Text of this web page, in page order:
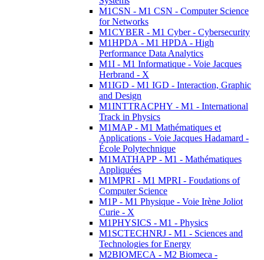
M1CSN - M1 CSN - Computer Science
for Networks
M1CYBER - M1 Cyber - Cybersecurity
M1HPDA - M1 HPDA - High
Performance Data Analytics
M1I - M1 Informatique - Voie Jacques
Herbrand - X
M1IGD - M1 IGD - Interaction, Graphic
and Design
M1INTTRACPHY - M1 - International
Track in Physics
M1MAP - M1 Mathématiques et
Applications - Voie Jacques Hadamard -
École Polytechnique
M1MATHAPP - M1 - Mathématiques
Appliquées
M1MPRI - M1 MPRI - Foudations of
Computer Science
M1P - M1 Physique - Voie Irène Joliot
Curie - X
M1PHYSICS - M1 - Physics
M1SCTECHNRJ - M1 - Sciences and
Technologies for Energy
M2BIOMECA - M2 Biomeca -